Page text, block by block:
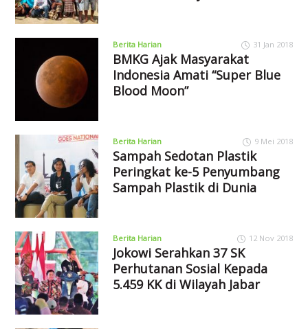
Berita Harian 31 Jan 2018
BMKG Ajak Masyarakat
Indonesia Amati “Super Blue
Blood Moon”
Berita Harian 9 Mei 2018
Sampah Sedotan Plastik
Peringkat ke-5 Penyumbang
Sampah Plastik di Dunia
Berita Harian 12 Nov 2018
Jokowi Serahkan 37 SK
Perhutanan Sosial Kepada
5.459 KK di Wilayah Jabar